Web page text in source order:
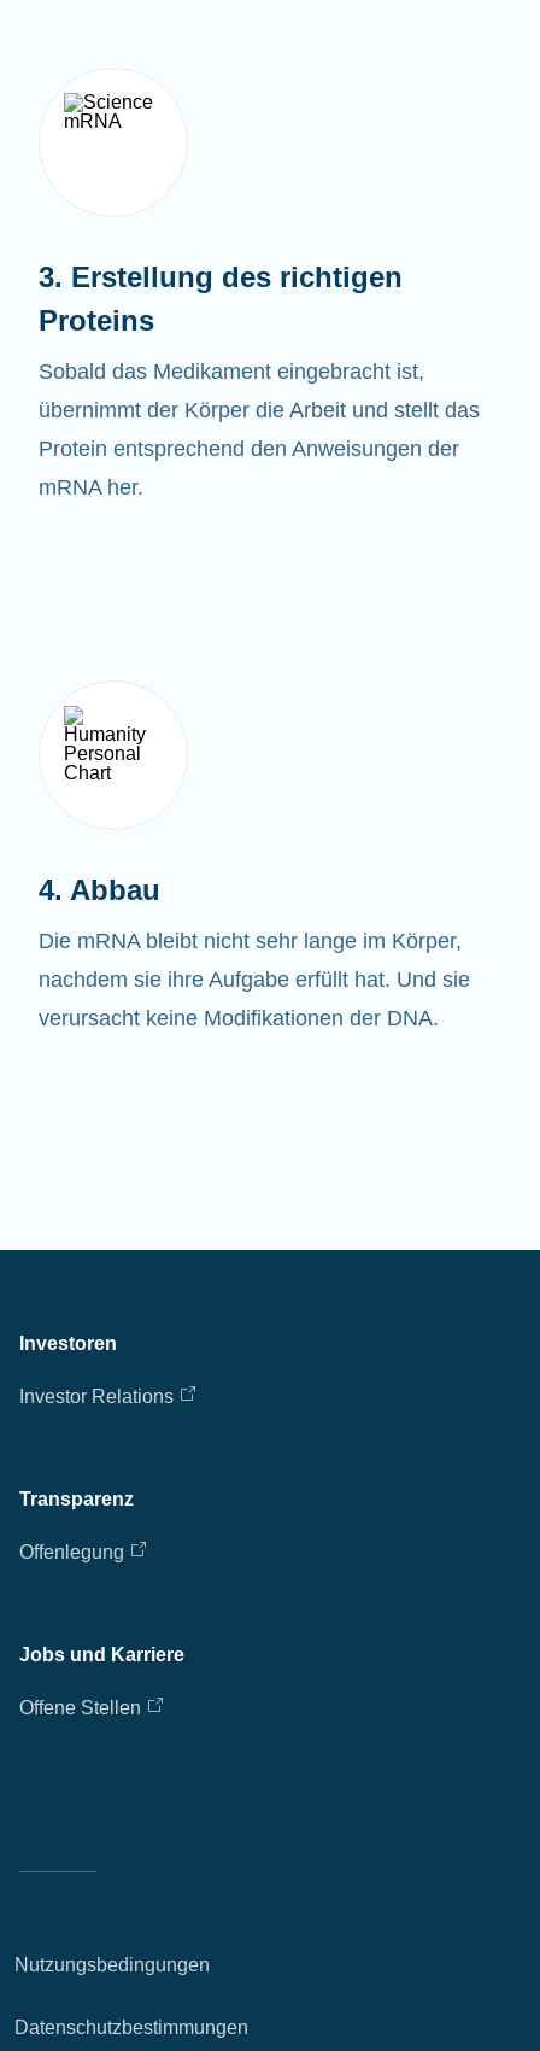
3. Erstellung des richtigen
Proteins
Sobald das Medikament eingebracht ist,
übernimmt der Körper die Arbeit und stellt das
Protein entsprechend den Anweisungen der
mRNA her.
4. Abbau
Die mRNA bleibt nicht sehr lange im Körper,
nachdem sie ihre Aufgabe erfüllt hat. Und sie
verursacht keine Modifikationen der DNA.
Investoren
Investor Relations
Transparenz
Offenlegung
Jobs und Karriere
Offene Stellen
Nutzungsbedingungen
Datenschutzbestimmungen